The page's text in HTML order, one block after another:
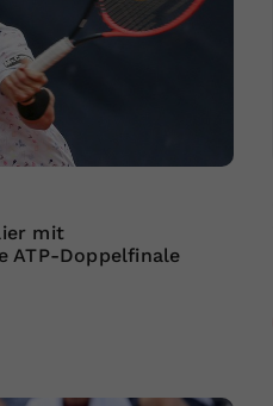
mit
ATP-Doppelfinale